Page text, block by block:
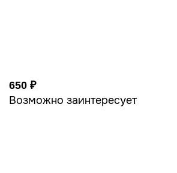
650 ₽
Возможно заинтересует